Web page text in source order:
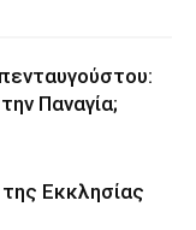
Παναγία;
Εκκλησίας